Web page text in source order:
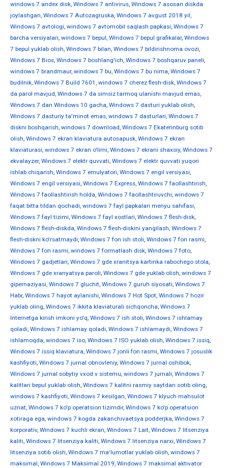
windows 7 andex disk, Windows 7 antivirus, Windows 7 asosan diskda
joylashgan, Windows 7 Autozagruska, Windows 7 avgust 2018 yil,
Windows 7 avtologi, windows 7 avtomobil saqlash papkasi, Windows 7
barcha versiyalari, windows 7 bepul, Windows 7 bepul grafikalar, Windows
7 bepul yuklab olish, Windows 7 bilan, Windows 7 bildirishnoma ovozi,
Windows 7 Bios, Windows 7 boshlang'ich, Windows 7 boshqaruv paneli,
windows 7 brandmaur, windows 7 bu, Windows 7 bu nima, Windows 7
budilnik, Windows 7 Build 7601 , windows 7 cherez flesh-disk, Windows 7
da parol mavjud, Windows 7 da simsiz tarmoq ulanishi mavjud emas,
Windows 7 dan Windows 10 gacha, Windows 7 dasturi yuklab olish,
Windows 7 dasturiy ta'minot emas, windows 7 dasturlari, Windows 7
diskni boshqarish, windows 7 download, Windows 7 Ekaterinburg sotib
olish, Windows 7 ekran klaviatura autosapusk, Windows 7 ekran
klaviaturasi, windows 7 ekran o'limi, Windows 7 ekrani shaxsiy, Windows 7
ekvalayzer, Windows 7 elektr quvvati, Windows 7 elektr quvvati yuqori
ishlab chiqarish, Windows 7 emulyatori, Windows 7 engil versiyasi,
Windows 7 engil versiyasi, Windows 7 Express, Windows 7 faollashtirish,
Windows 7 faollashtirish holda, Windows 7 faollashtiruvchi, windows 7
faqat bitta tildan qochadi, windows 7 fayl papkalari menyu sahifasi,
Windows 7 fayl tizimi, Windows 7 fayl xostlari, Windows 7 flesh-disk,
Windows 7 flesh-diskda, Windows 7 flesh-diskini yangilash, Windows 7
flesh-diskni ko'rsatmaydi, Windows 7 fon ish stoli, Windows 7 fon rasmi,
Windows 7 fon rasmi, windows 7 formatlash disk, Windows 7 foto,
Windows 7 gadjetlari, Windows 7 gde xranitsya kartinka rabochego stola,
Windows 7 gde xranyatsya paroli, Windows 7 gde yuklab olish, windows 7
gipernaziyasi, Windows 7 gluchit, Windows 7 guruh siyosati, Windows 7
Habr, Windows 7 hayot aylanishi, Windows 7 Hot Spot, Windows 7 hozir
yuklab oling, Windows 7 ikkita klaviaturali sichqoncha, Windows 7
Internetga kirish imkoni yo'q, Windows 7 ish stoli, Windows 7 ishlamay
qoladi, Windows 7 ishlamay qoladi, Windows 7 ishlamaydi, Windows 7
ishlamoqda, windows 7 iso, Windows 7 ISO yuklab olish, Windows 7 issiq,
Windows 7 issiq klaviatura, Windows 7 jonli fon rasmi, Windows 7 josuslik
kashfiyoti, Windows 7 jurnal obnovleniy, Windows 7 jurnal oshibok,
Windows 7 jurnal sobytiy vxod v sistemu, windows 7 jurnali, Windows 7
kalitlari bepul yuklab olish, Windows 7 kalitni rasmiy saytdan sotib oling,
windows 7 kashfiyoti, Windows 7 kesilgan, Windows 7 klyuch mahsulot
uznat, Windows 7 ko'p operatsion tizimdir, Windows 7 ko'p operatsion
xotiraga ega, windows 7 kogda zakanchivaetsya podderjka, Windows 7
korporativ, Windows 7 kuchli ekran, Windows 7 Lait, Windows 7 litsenziya
kaliti, Windows 7 litsenziya kaliti, Windows 7 litsenziya narxi, Windows 7
litsenziya sotib olish, Windows 7 ma'lumotlar yuklab olish, windows 7
maksimal, Windows 7 Maksimal 2019, Windows 7 maksimal aktivator